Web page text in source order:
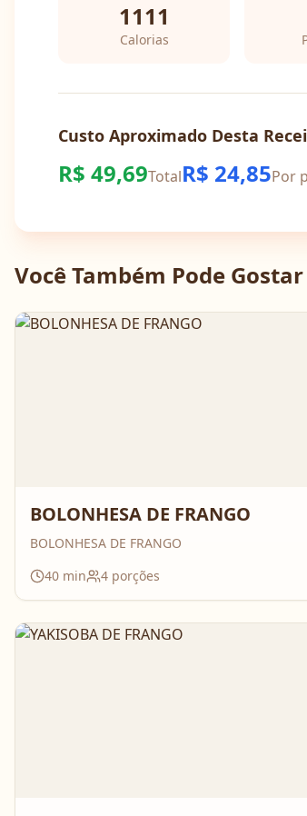
1111
Calorias
Custo Aproximado Desta
R$ 49,69TotalR$ 24,85Por
Você Também Pode Gostar
BOLONHESA DE FRANGO
BOLONHESA DE FRANGO
40 min 4 porções